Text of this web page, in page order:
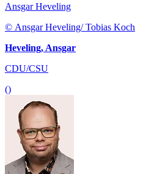
Ansgar Heveling
© Ansgar Heveling/ Tobias Koch
Heveling, Ansgar
CDU/CSU
()